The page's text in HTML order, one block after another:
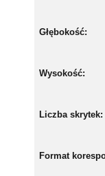
Głębokość:
Wysokość:
Liczba skrytek:
Format